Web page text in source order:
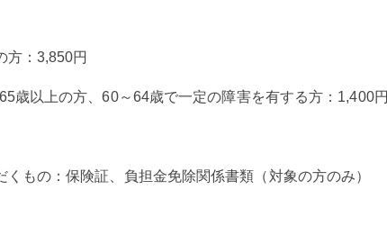
方：3,850円
歳以上の方、60～64歳で一定の障害を有する方：1,400円
くもの：保険証、負担金免除関係書類（対象の方のみ）